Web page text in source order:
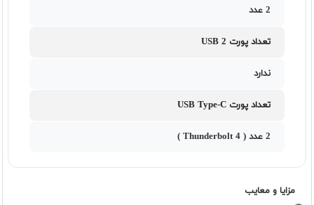
2 عدد
تعداد پورت USB 2
ندارد
تعداد پورت USB Type-C
2 عدد ( Thunderbolt 4 )
مزایا و معایب